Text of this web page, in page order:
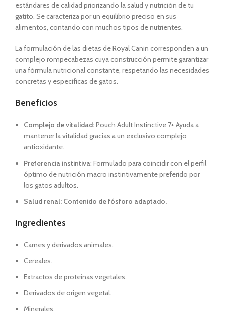
estándares de calidad priorizando la salud y nutrición de tu
gatito. Se caracteriza por un equilibrio preciso en sus
alimentos, contando con muchos tipos de nutrientes.
La formulación de las dietas deRoyal Canin corresponden a un
complejo rompecabezas cuya construcción permite garantizar
una fórmula nutricional constante, respetando las necesidades
concretas y específicas degatos.
Beneficios
Complejo de vitalidad:Pouch Adult Instinctive 7+ Ayuda a
mantener la vitalidad gracias a un exclusivo complejo
antioxidante.
Preferencia instintiva: Formulado para coincidir con el perfil
óptimo de nutrición macro instintivamente preferido por
los gatos adultos.
Salud renal: Contenido de fósforo adaptado.
Ingredientes
Carnes y derivados animales.
Cereales.
Extractos de proteínas vegetales.
Derivados de origen vegetal.
Minerales.